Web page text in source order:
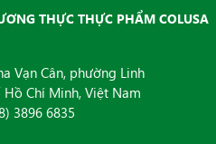
THỰC THỰC PHẨM COLUSA
Vạn Cân, phường Linh
Chí Minh, Việt Nam
3896 6835